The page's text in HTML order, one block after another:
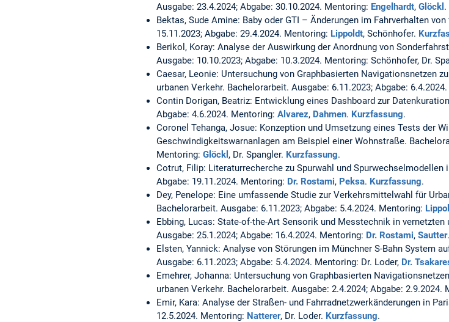
Ausgabe: 23.4.2024; Abgabe: 30.10.2024. Mentoring: Engelhardt, Glöckl .
Bektas, Sude Amine: Baby oder GTI – Änderungen im Fahrverhalten
15.11.2023; Abgabe: 29.4.2024. Mentoring: Lippoldt, Schönhofer.
Berikol, Koray: Analyse der Auswirkung der Anordnung von
Ausgabe: 10.10.2023; Abgabe: 10.3.2024. Mentoring: Schönhofer, Dr.
Caesar, Leonie: Untersuchung von Graphbasierten Navigationsnetzen
urbanen Verkehr. Bachelorarbeit. Ausgabe: 6.11.2023; Abgabe:
Contin Dorigan, Beatriz: Entwicklung eines Dashboard zur
Abgabe: 4.6.2024. Mentoring: Alvarez, Dahmen. Kurzfassung.
Coronel Tehanga, Josue: Konzeption und Umsetzung eines Tests der
Geschwindigkeitswarnanlagen am Beispiel einer Wohnstraße.
Mentoring: Glöckl , Dr. Spangler. Kurzfassung.
Cotrut, Filip: Literaturrecherche zu Spurwahl und Spurwechselmodellen
Abgabe: 19.11.2024. Mentoring: Dr. Rostami, Peksa. Kurzfassung.
Dey, Penelope: Eine umfassende Studie zur Verkehrsmittelwahl für
Bachelorarbeit. Ausgabe: 6.11.2023; Abgabe: 5.4.2024. Mentoring:
Ebbing, Lucas: State-of-the-Art Sensorik und Messtechnik in vernetzten
Ausgabe: 25.1.2024; Abgabe: 16.4.2024. Mentoring: Dr. Rostami, Sautter.
Elsten, Yannick: Analyse von Störungen im Münchner S-Bahn System
Ausgabe: 6.11.2023; Abgabe: 5.4.2024. Mentoring: Dr. Loder, Dr.
Emehrer, Johanna: Untersuchung von Graphbasierten
urbanen Verkehr. Bachelorarbeit. Ausgabe: 2.4.2024; Abgabe: 2.9.2024.
Emir, Kara: Analyse der Straßen- und Fahrradnetzwerkänderungen in
12.5.2024. Mentoring: Natterer, Dr. Loder. Kurzfassung.